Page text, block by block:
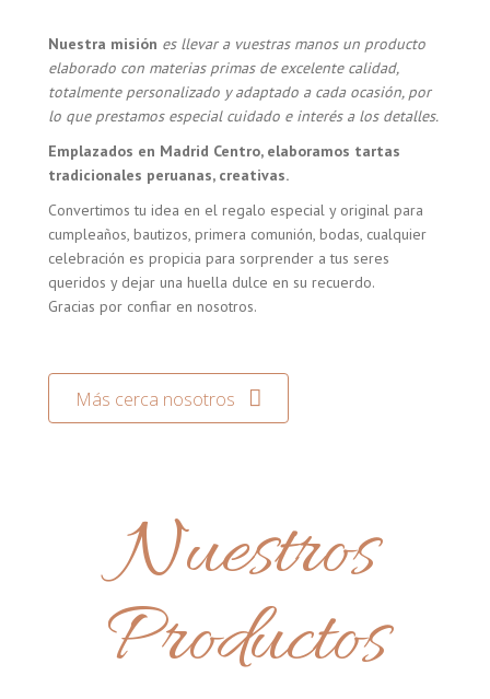
Nuestra misión es llevar a vuestras manos un producto
elaborado con materias primas de excelente calidad,
totalmente personalizado y adaptado a cada ocasión, por
lo que prestamos especial cuidado e interés a los detalles.
Emplazados en Madrid Centro, elaboramos tartas
tradicionales peruanas, creativas.
Convertimos tu idea en el regalo especial y original para
cumpleaños, bautizos, primera comunión, bodas, cualquier
celebración es propicia para sorprender a tus seres
queridos y dejar una huella dulce en su recuerdo.
Gracias por confiar en nosotros.
Más cerca nosotros
Nuestros
Productos